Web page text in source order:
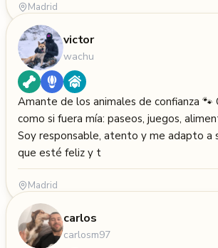
Madrid
victor
wachu
Amante de los animales de confianza
como si fuera mía: paseos, juegos,
Soy responsable, atento y me adapto a
que esté feliz y t
Madrid
carlos
carlosm97